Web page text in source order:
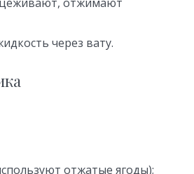
через вату.
отжатые ягоды);